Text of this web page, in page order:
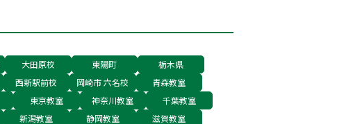
大田原校 東陽町
栃木県
西新駅前校 岡崎市 六名校
青森教室
東京教室 神奈川教室
千葉教室
新潟教室 静岡教室
滋賀教室